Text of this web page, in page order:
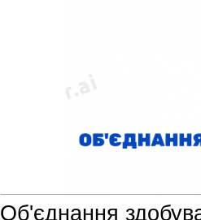
Об'єднання